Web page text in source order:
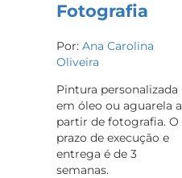
Fotografia
Por: Ana Carolina
Oliveira
Pintura personalizada
em óleo ou aguarela a
partir de fotografia. O
prazo de execução e
entrega é de 3
semanas.